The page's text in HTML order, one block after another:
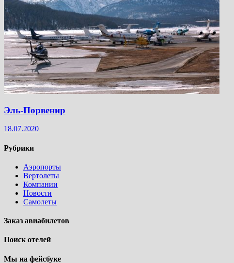
Эль-Порвенир
18.07.2020
Рубрики
Аэропорты
Вертолеты
Компании
Новости
Самолеты
Заказ авиабилетов
Поиск отелей
Мы на фейсбуке